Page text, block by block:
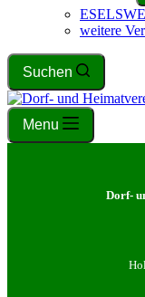
weitere
Suchen
Menu
Dorf-